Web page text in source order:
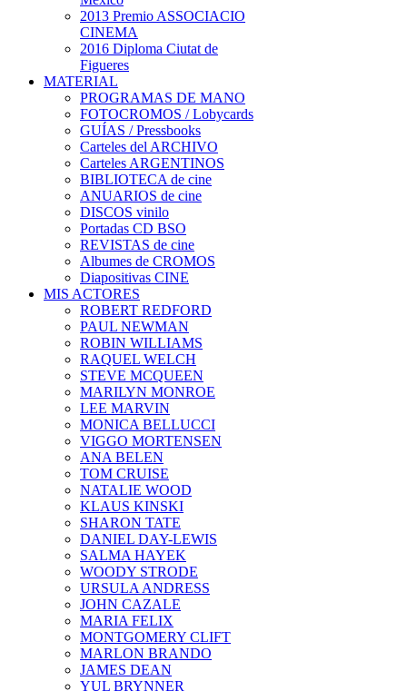
2013 Premio ASSOCIACIO
CINEMA
2016 Diploma Ciutat de
Figueres
MATERIAL
PROGRAMAS DE MANO
FOTOCROMOS / Lobycards
GUÍAS / Pressbooks
Carteles del ARCHIVO
Carteles ARGENTINOS
BIBLIOTECA de cine
ANUARIOS de cine
DISCOS vinilo
Portadas CD BSO
REVISTAS de cine
Albumes de CROMOS
Diapositivas CINE
MIS ACTORES
ROBERT REDFORD
PAUL NEWMAN
ROBIN WILLIAMS
RAQUEL WELCH
STEVE MCQUEEN
MARILYN MONROE
LEE MARVIN
MONICA BELLUCCI
VIGGO MORTENSEN
ANA BELEN
TOM CRUISE
NATALIE WOOD
KLAUS KINSKI
SHARON TATE
DANIEL DAY-LEWIS
SALMA HAYEK
WOODY STRODE
URSULA ANDRESS
JOHN CAZALE
MARIA FELIX
MONTGOMERY CLIFT
MARLON BRANDO
JAMES DEAN
YUL BRYNNER